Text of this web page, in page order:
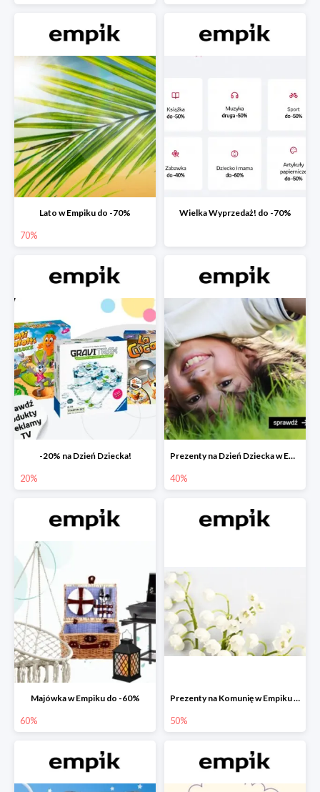
Lato w Empiku do -70%
70%
Wielka Wyprzedaż! do -70%
-20% na Dzień Dziecka!
20%
Prezenty na Dzień Dziecka w Empiku do -40%
40%
Majówka w Empiku do -60%
60%
Prezenty na Komunię w Empiku do -50%
50%